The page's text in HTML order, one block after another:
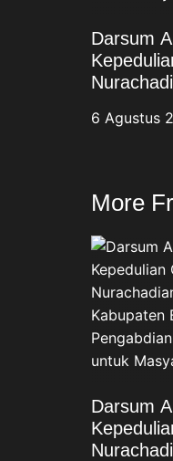
Darsum
6 Agustus
More
Darsum